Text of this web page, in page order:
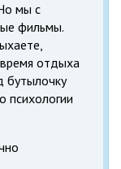
мы с
фильмы.
отдыха
бутылочку
психологии